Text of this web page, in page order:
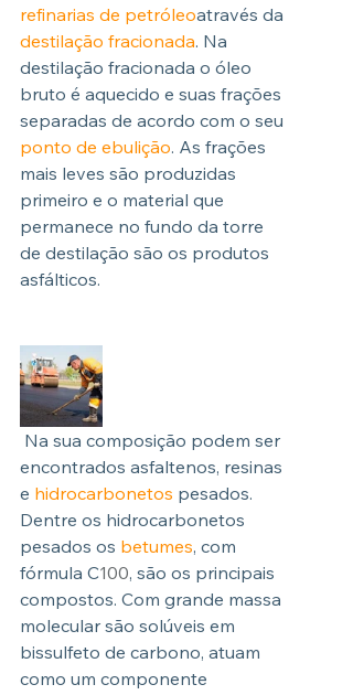
refinarias de petróleoatravés da
destilação fracionada. Na
destilação fracionada o óleo
bruto é aquecido e suas frações
separadas de acordo com o seu
ponto de ebulição. As frações
mais leves são produzidas
primeiro e o material que
permanece no fundo da torre
de destilação são os produtos
asfálticos.
Na sua composição podem ser
encontrados asfaltenos, resinas
e hidrocarbonetos pesados.
Dentre os hidrocarbonetos
pesados os betumes, com
fórmula C100, são os principais
compostos. Com grande massa
molecular são solúveis em
bissulfeto de carbono, atuam
como um componente